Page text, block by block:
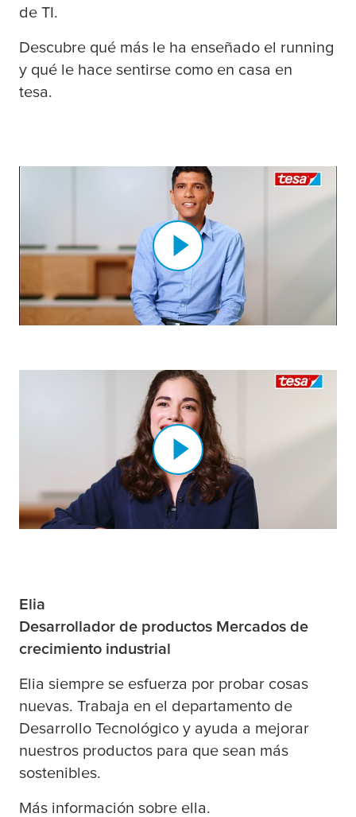
de TI.
Descubre qué más le ha enseñado el running
y qué le hace sentirse como en casa en
tesa.
Elia
Desarrollador de productos Mercados de
crecimiento industrial
Elia siempre se esfuerza por probar cosas
nuevas. Trabaja en el departamento de
Desarrollo Tecnológico y ayuda a mejorar
nuestros productos para que sean más
sostenibles.
Más información sobre ella.